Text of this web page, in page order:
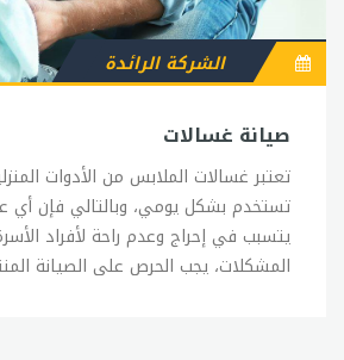
صيانة غسالات
الشركة الرائدة
تعتبر غسالات الملابس من الأدوات
تستخدم بشكل يومي، وبالتالي فإن
يتسبب في إحراج وعدم راحة لأفراد
المشكلات، يجب الحرص على الصيانة